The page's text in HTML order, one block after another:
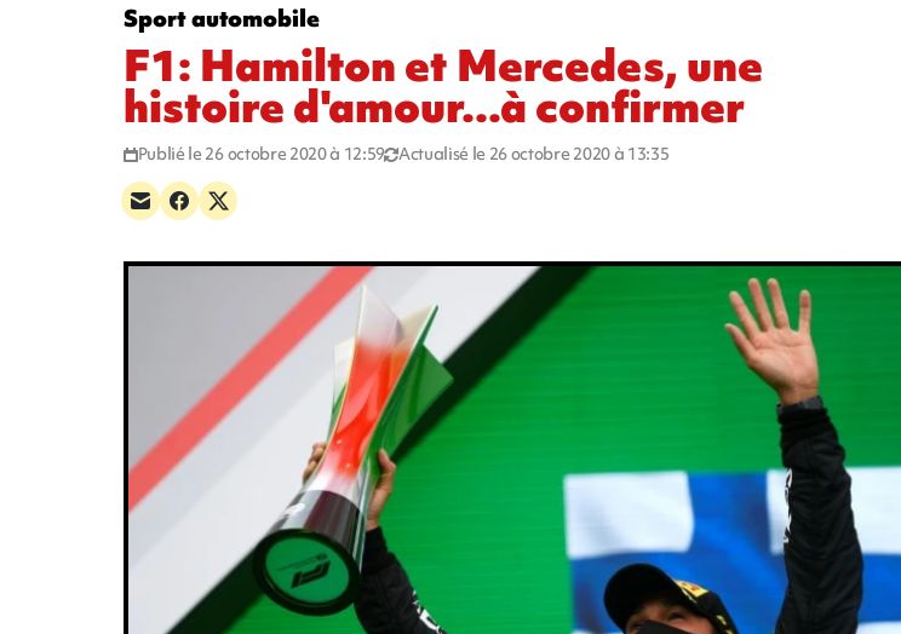
Sport automobile
F1: Hamilton et Mercedes, une
histoire d'amour...à confirmer
Publié le 26 octobre 2020 à 12:59 Actualisé le 26 octobre 2020 à 13:35